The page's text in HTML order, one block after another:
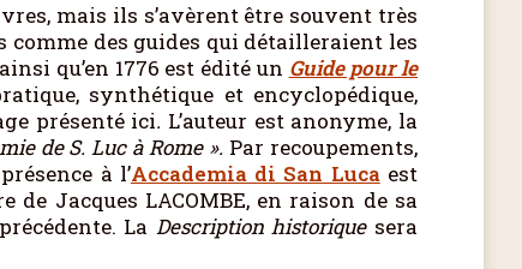
mais ils s’avèrent être souvent très
des guides qui détailleraient les
qu’en 1776 est édité un Guide pour le
synthétique et encyclopédique,
présenté ici. L’auteur est anonyme, la
de S. Luc à Rome ». Par recoupements,
à l’Accademia di San Lucaest
Jacques LACOMBE, en raison de sa
La Description historiquesera